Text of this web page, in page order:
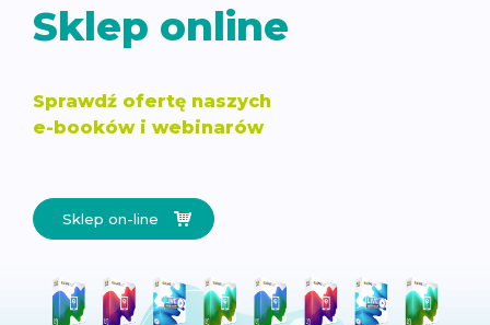
Sklep online
Sprawdź ofertę naszych
e-booków i webinarów
Sklep on-line